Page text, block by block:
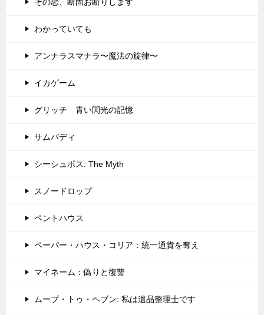
わかっていても
アンナラスマナラ〜魔法の旋律〜
イカゲーム
グリッチ 青い閃光の記憶
サムバディ
シーシュポス: The Myth
スノードロップ
ペントハウス
ペーパー・ハウス・コリア：統一通貨を奪え
マイネーム：偽りと復讐
ムーブ・トゥ・ヘブン: 私は遺品整理士です